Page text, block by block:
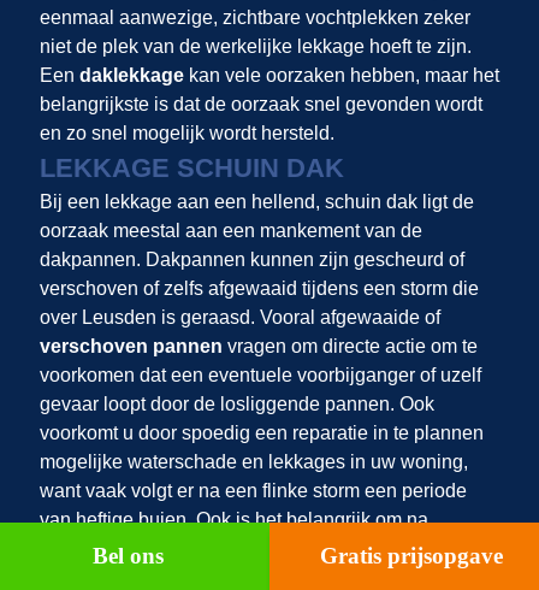
eenmaal aanwezige, zichtbare vochtplekken zeker
niet de plek van de werkelijke lekkage hoeft te zijn.
Een daklekkagekan vele oorzaken hebben, maar het
belangrijkste is dat de oorzaak snel gevonden wordt
en zo snel mogelijk wordt hersteld.
LEKKAGE SCHUIN DAK
Bij een lekkage aan een hellend, schuin dak ligt de
oorzaak meestal aan een mankement van de
dakpannen. Dakpannen kunnen zijn gescheurd of
verschoven of zelfs afgewaaid tijdens een storm die
over Leusden is geraasd. Vooral afgewaaide of
verschoven pannen vragen om directe actie om te
voorkomen dat een eventuele voorbijganger of uzelf
gevaar loopt door de losliggende pannen. Ook
voorkomt u door spoedig een reparatie in te plannen
mogelijke waterschade en lekkages in uw woning,
want vaak volgt er na een flinke storm een periode
van heftige buien. Ook is het belangrijk om na
stormschade aan de dakpannen de rest van het dak
Bel ons Gratis prijsopgave